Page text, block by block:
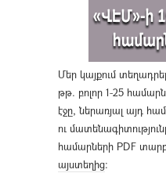
Մեր կայքում
թթ. բոլոր 1-25
էջը, ներառյալ այդ
ու
համարների PDF
այստեղից։